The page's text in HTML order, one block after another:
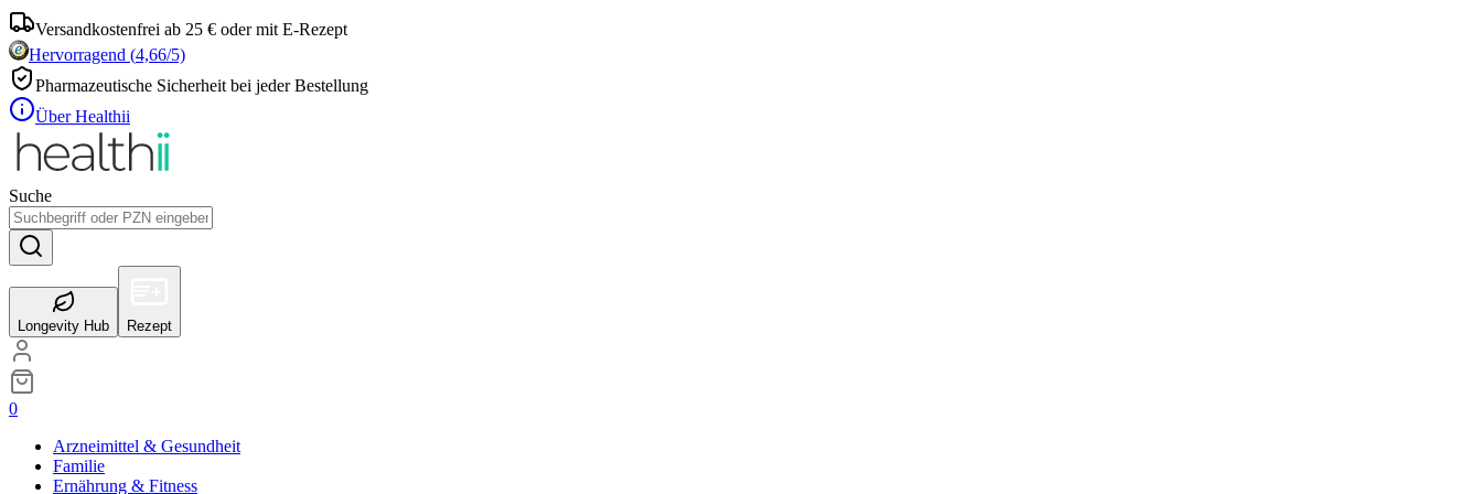
Versandkostenfrei ab 25 € oder mit E-Rezept
Hervorragend (4,66/5)
Pharmazeutische Sicherheit bei jeder Bestellung
Über Healthii
Suche
Longevity Hub Rezept
0
Arzneimittel & Gesundheit
Familie
Ernährung & Fitness